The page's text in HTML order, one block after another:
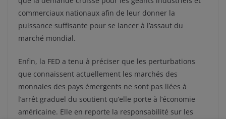
commerciaux nationaux afin de leur donner la
puissance suffisante pour se lancer à l’assaut du
marché mondial.
Enfin, la FED a tenu à préciser que les perturbations
que connaissent actuellement les marchés des
monnaies des pays émergents ne sont pas liées à
l’arrêt graduel du soutient qu’elle porte à l’économie
américaine. Elle en reporte la responsabilité sur les